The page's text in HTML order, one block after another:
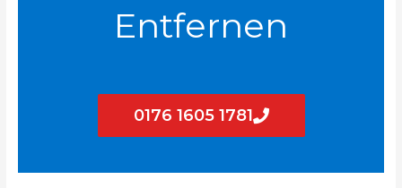
Entfernen
0176 1605 1781